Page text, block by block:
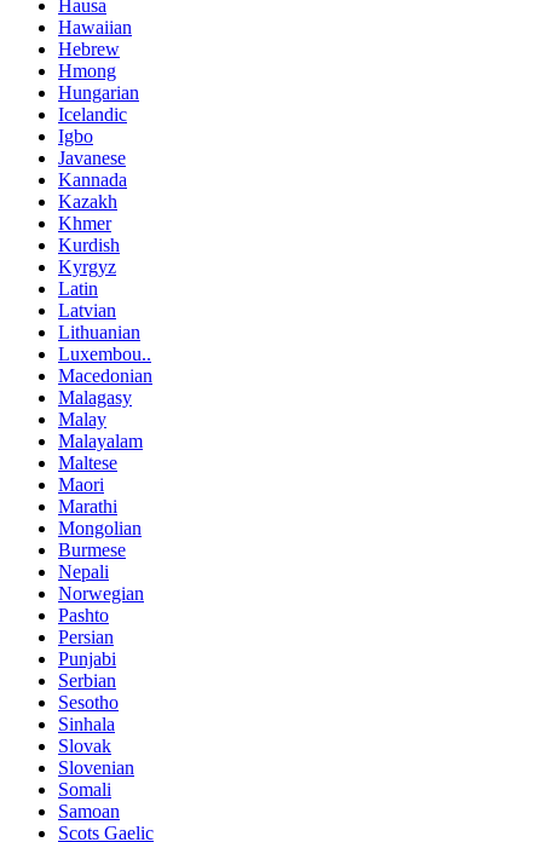
Hausa
Hawaiian
Hebrew
Hmong
Hungarian
Icelandic
Igbo
Javanese
Kannada
Kazakh
Khmer
Kurdish
Kyrgyz
Latin
Latvian
Lithuanian
Luxembou..
Macedonian
Malagasy
Malay
Malayalam
Maltese
Maori
Marathi
Mongolian
Burmese
Nepali
Norwegian
Pashto
Persian
Punjabi
Serbian
Sesotho
Sinhala
Slovak
Slovenian
Somali
Samoan
Scots Gaelic